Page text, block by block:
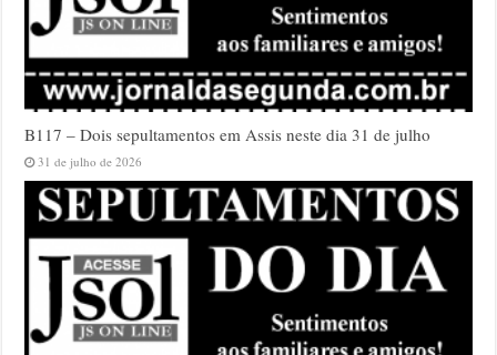
B117 – Dois sepultamentos em Assis neste dia 31 de julho
31 de julho de 2026